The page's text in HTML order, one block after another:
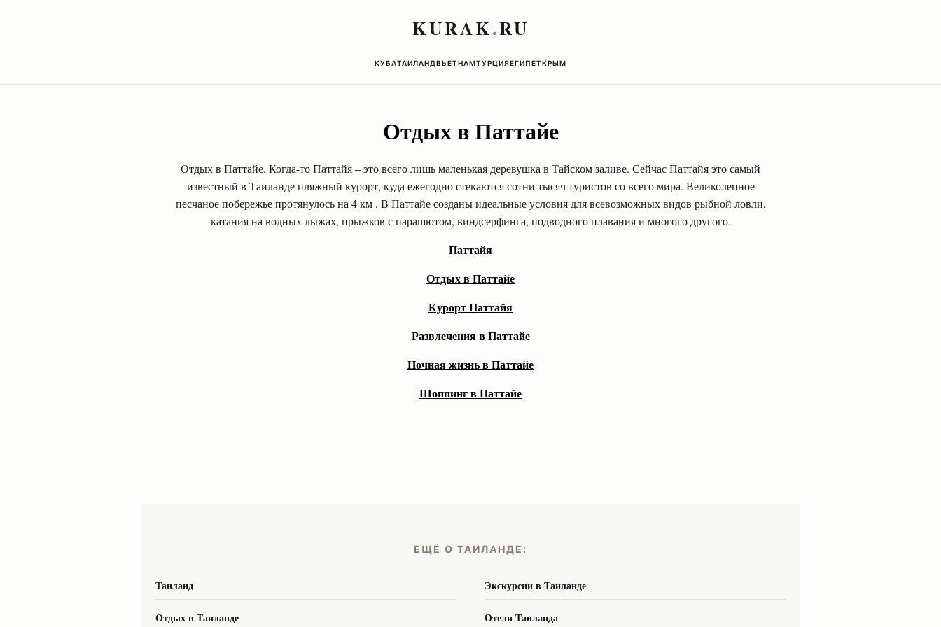
KURAK.RU
КУБАТАИЛАНДВЬЕТНАМТУРЦИЯЕГИПЕТКРЫМ
Отдых в Паттайе
Отдых в Паттайе. Когда-то Паттайя – это всего лишь маленькая деревушка в Тайском заливе. Сейчас Паттайя это самый
известный в Таиланде пляжный курорт, куда ежегодно стекаются сотни тысяч туристов со всего мира. Великолепное
песчаное побережье протянулось на 4 км . В Паттайе созданы идеальные условия для всевозможных видов рыбной ловли,
катания на водных лыжах, прыжков с парашютом, виндсерфинга, подводного плавания и многого другого.
Паттайя
Отдых в Паттайе
Курорт Паттайя
Развлечения в Паттайе
Ночная жизнь в Паттайе
Шоппинг в Паттайе
ЕЩЁ О ТАИЛАНДЕ:
Таиланд Экскурсии в Таиланде
Отдых в Таиланде Отели Таиланда